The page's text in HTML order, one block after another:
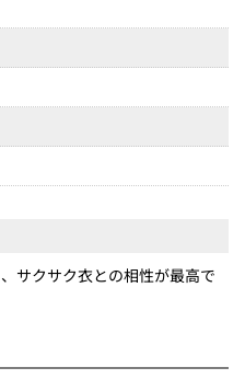
サクサク衣との相性が最高で